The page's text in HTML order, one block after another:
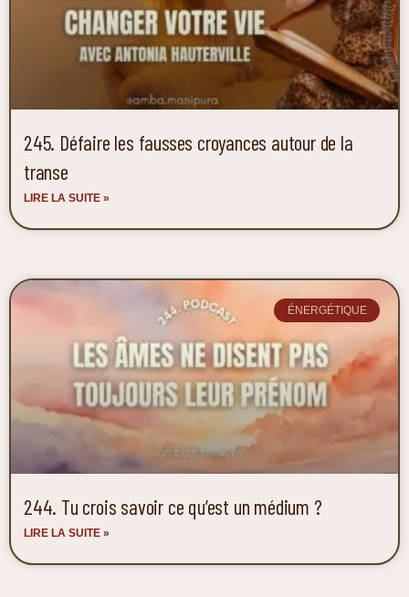
245. Défaire les fausses croyances autour de la
transe
LIRE LA SUITE »
ÉNERGÉTIQUE
244. Tu crois savoir ce qu’est un médium ?
LIRE LA SUITE »